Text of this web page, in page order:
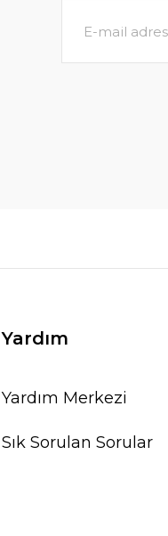
Yardım
Yardım Merkezi
Sık Sorulan Sorular